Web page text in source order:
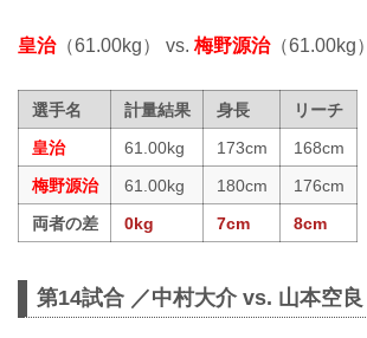
皇治（61.00kg） vs. 梅野源治（61.00kg）
選手名 計量結果 身長
リーチ
皇治
61.00kg 173cm
168cm
梅野源治
61.00kg 180cm
176cm
両者の差
0kg 7cm 8cm
第14試合 ／中村大介 vs. 山本空良